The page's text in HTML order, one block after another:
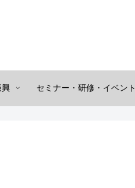
興 セミナー・研修・イベント